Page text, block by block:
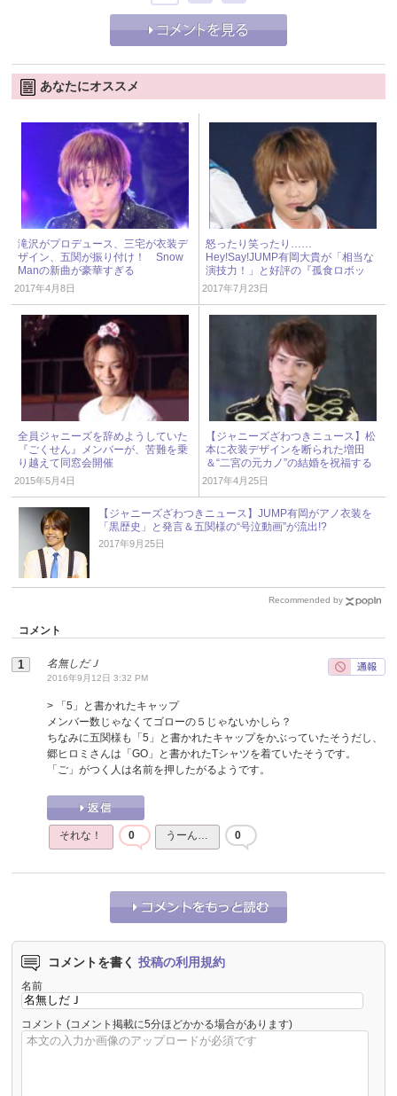
あなたにオススメ
滝沢がプロデュース、三宅が衣装デ
ザイン、五関が振り付け！ Snow
Manの新曲が豪華すぎる
2017年4月8日
怒ったり笑ったり……
Hey!Say!JUMP有岡大貴が「相当な
演技力！」と好評の『孤食ロボッ
ト』第5話
2017年7月23日
全員ジャニーズを辞めようしていた
『ごくせん』メンバーが、苦難を乗
り越えて同窓会開催
2015年5月4日
【ジャニーズざわつきニュース】松
本に衣装デザインを断られた増田
＆“二宮の元カノ”の結婚を祝福する
相葉
2017年4月25日
【ジャニーズざわつきニュース】JUMP有岡がアノ衣装を
「黒歴史」と発言＆五関様の“号泣動画”が流出!?
2017年9月25日
Recommended by
コメント
名無しだＪ
2016年9月12日 3:32 PM
> 「5」と書かれたキャップ
メンバー数じゃなくてゴローの５じゃないかしら？
ちなみに五関様も「5」と書かれたキャップをかぶっていたそうだし、
郷ヒロミさんは「GO」と書かれたTシャツを着ていたそうです。
「ご」がつく人は名前を押したがるようです。
それな！ 0 うーん… 0
コメントを書く 投稿の利用規約
名前
コメント (コメント掲載に5分ほどかかる場合があります)